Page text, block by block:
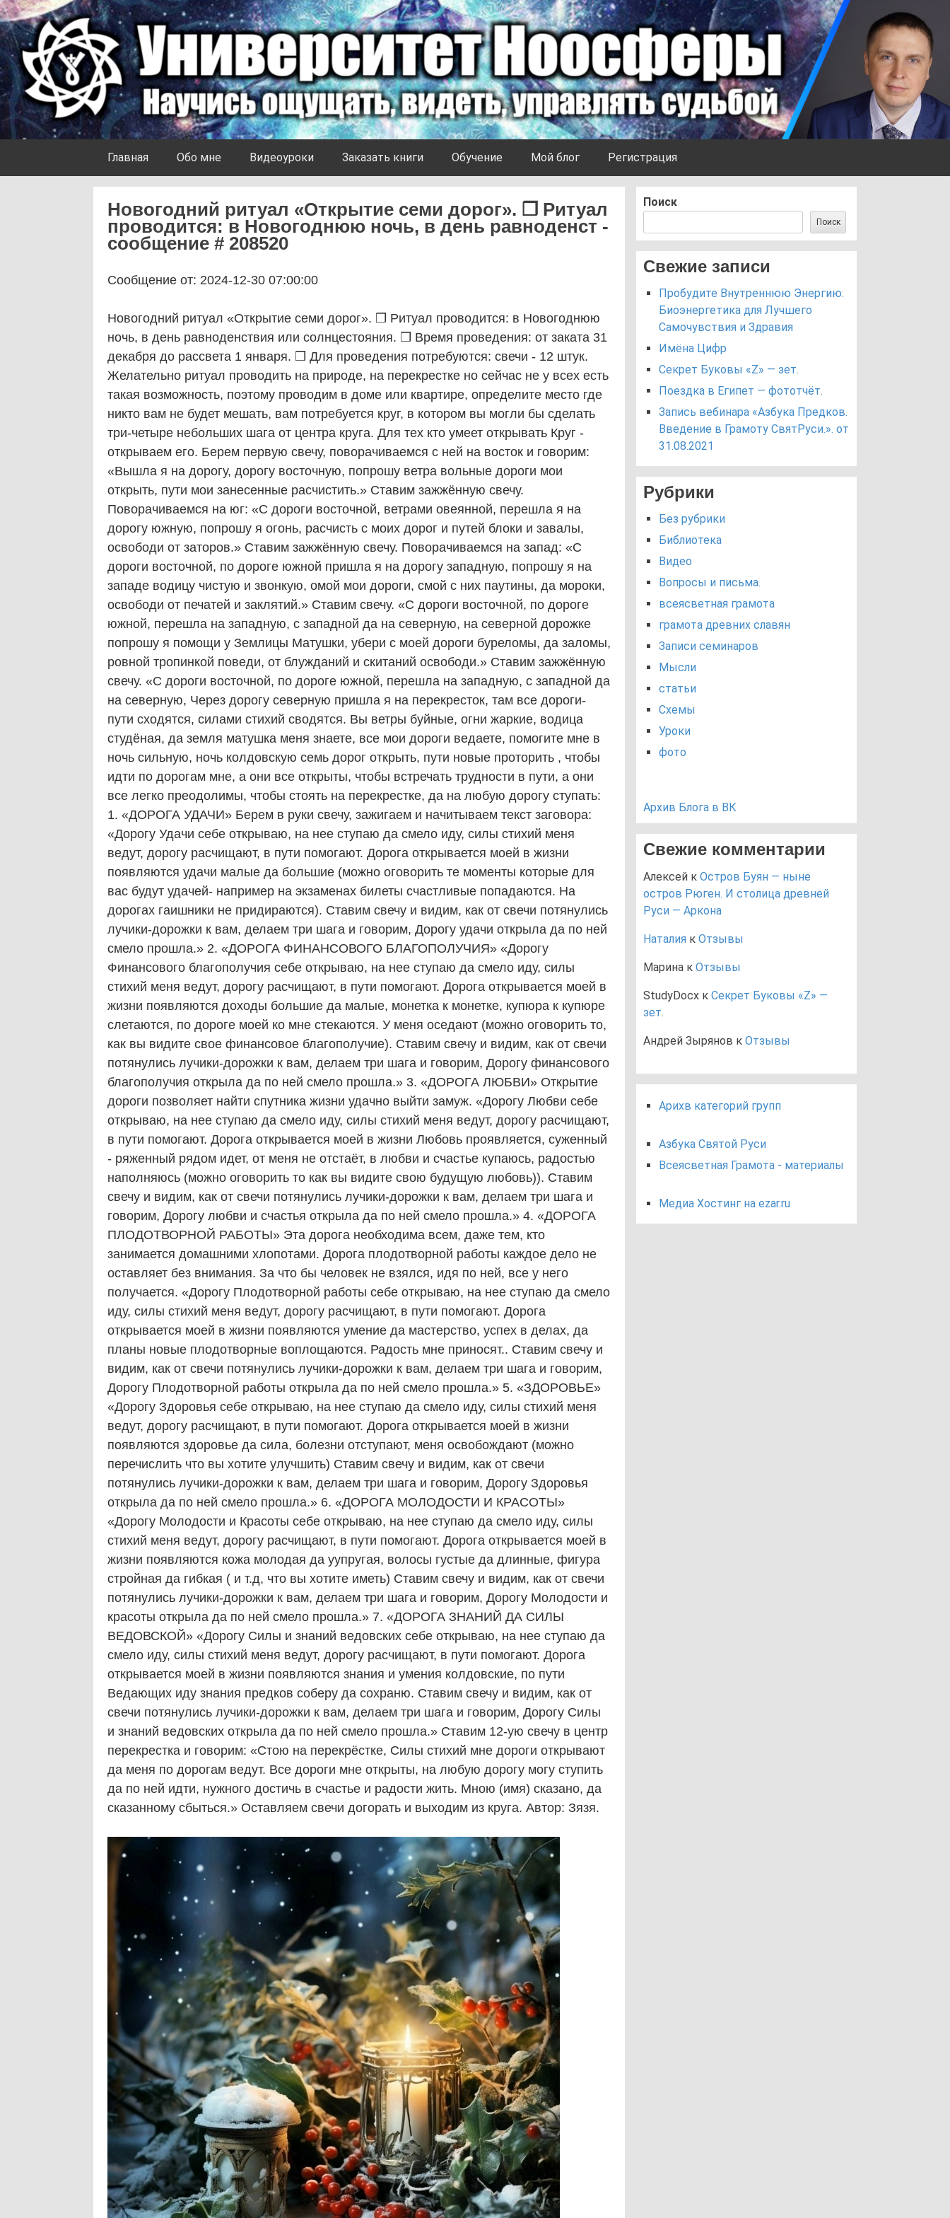
Университет Ноосферы
Главная Обо мне Видеоуроки Заказать книги Обучение Мой блог Регистрация
Новогодний ритуал «Открытие семи дорог». ❒ Ритуал
проводится: в Новогоднюю ночь, в день равноденст -
сообщение # 208520
Сообщение от: 2024-12-30 07:00:00
Новогодний ритуал «Открытие семи дорог». ❒ Ритуал проводится: в Новогоднюю
ночь, в день равноденствия или солнцестояния. ❒ Время проведения: от заката 31
декабря до рассвета 1 января. ❒ Для проведения потребуются: свечи - 12 штук.
Желательно ритуал проводить на природе, на перекрестке но сейчас не у всех есть
такая возможность, поэтому проводим в доме или квартире, определите место где
никто вам не будет мешать, вам потребуется круг, в котором вы могли бы сделать
три-четыре небольших шага от центра круга. Для тех кто умеет открывать Круг -
открываем его. Берем первую свечу, поворачиваемся с ней на восток и говорим:
«Вышла я на дорогу, дорогу восточную, попрошу ветра вольные дороги мои
открыть, пути мои занесенные расчистить.» Ставим зажжённую свечу.
Поворачиваемся на юг: «С дороги восточной, ветрами овеянной, перешла я на
дорогу южную, попрошу я огонь, расчисть с моих дорог и путей блоки и завалы,
освободи от заторов.» Ставим зажжённую свечу. Поворачиваемся на запад: «С
дороги восточной, по дороге южной пришла я на дорогу западную, попрошу я на
западе водицу чистую и звонкую, омой мои дороги, смой с них паутины, да мороки,
освободи от печатей и заклятий.» Ставим свечу. «С дороги восточной, по дороге
южной, перешла на западную, с западной да на северную, на северной дорожке
попрошу я помощи у Землицы Матушки, убери с моей дороги буреломы, да заломы,
ровной тропинкой поведи, от блужданий и скитаний освободи.» Ставим зажжённую
свечу. «С дороги восточной, по дороге южной, перешла на западную, с западной да
на северную, Через дорогу северную пришла я на перекресток, там все дороги-
пути сходятся, силами стихий сводятся. Вы ветры буйные, огни жаркие, водица
студёная, да земля матушка меня знаете, все мои дороги ведаете, помогите мне в
ночь сильную, ночь колдовскую семь дорог открыть, пути новые проторить , чтобы
идти по дорогам мне, а они все открыты, чтобы встречать трудности в пути, а они
все легко преодолимы, чтобы стоять на перекрестке, да на любую дорогу ступать:
1. «ДОРОГА УДАЧИ» Берем в руки свечу, зажигаем и начитываем текст заговора:
«Дорогу Удачи себе открываю, на нее ступаю да смело иду, силы стихий меня
ведут, дорогу расчищают, в пути помогают. Дорога открывается моей в жизни
появляются удачи малые да большие (можно оговорить те моменты которые для
вас будут удачей- например на экзаменах билеты счастливые попадаются. На
дорогах гаишники не придираются). Ставим свечу и видим, как от свечи потянулись
лучики-дорожки к вам, делаем три шага и говорим, Дорогу удачи открыла да по ней
смело прошла.» 2. «ДОРОГА ФИНАНСОВОГО БЛАГОПОЛУЧИЯ» «Дорогу
Финансового благополучия себе открываю, на нее ступаю да смело иду, силы
стихий меня ведут, дорогу расчищают, в пути помогают. Дорога открывается моей в
жизни появляются доходы большие да малые, монетка к монетке, купюра к купюре
слетаются, по дороге моей ко мне стекаются. У меня оседают (можно оговорить то,
как вы видите свое финансовое благополучие). Ставим свечу и видим, как от свечи
потянулись лучики-дорожки к вам, делаем три шага и говорим, Дорогу финансового
благополучия открыла да по ней смело прошла.» 3. «ДОРОГА ЛЮБВИ» Открытие
дороги позволяет найти спутника жизни удачно выйти замуж. «Дорогу Любви себе
открываю, на нее ступаю да смело иду, силы стихий меня ведут, дорогу расчищают,
в пути помогают. Дорога открывается моей в жизни Любовь проявляется, суженный
- ряженный рядом идет, от меня не отстаёт, в любви и счастье купаюсь, радостью
наполняюсь (можно оговорить то как вы видите свою будущую любовь)). Ставим
свечу и видим, как от свечи потянулись лучики-дорожки к вам, делаем три шага и
говорим, Дорогу любви и счастья открыла да по ней смело прошла.» 4. «ДОРОГА
ПЛОДОТВОРНОЙ РАБОТЫ» Эта дорога необходима всем, даже тем, кто
занимается домашними хлопотами. Дорога плодотворной работы каждое дело не
оставляет без внимания. За что бы человек не взялся, идя по ней, все у него
получается. «Дорогу Плодотворной работы себе открываю, на нее ступаю да смело
иду, силы стихий меня ведут, дорогу расчищают, в пути помогают. Дорога
открывается моей в жизни появляются умение да мастерство, успех в делах, да
планы новые плодотворные воплощаются. Радость мне приносят.. Ставим свечу и
видим, как от свечи потянулись лучики-дорожки к вам, делаем три шага и говорим,
Дорогу Плодотворной работы открыла да по ней смело прошла.» 5. «ЗДОРОВЬЕ»
«Дорогу Здоровья себе открываю, на нее ступаю да смело иду, силы стихий меня
ведут, дорогу расчищают, в пути помогают. Дорога открывается моей в жизни
появляются здоровье да сила, болезни отступают, меня освобождают (можно
перечислить что вы хотите улучшить) Ставим свечу и видим, как от свечи
потянулись лучики-дорожки к вам, делаем три шага и говорим, Дорогу Здоровья
открыла да по ней смело прошла.» 6. «ДОРОГА МОЛОДОСТИ И КРАСОТЫ»
«Дорогу Молодости и Красоты себе открываю, на нее ступаю да смело иду, силы
стихий меня ведут, дорогу расчищают, в пути помогают. Дорога открывается моей в
жизни появляются кожа молодая да уупругая, волосы густые да длинные, фигура
стройная да гибкая ( и т.д, что вы хотите иметь) Ставим свечу и видим, как от свечи
потянулись лучики-дорожки к вам, делаем три шага и говорим, Дорогу Молодости и
красоты открыла да по ней смело прошла.» 7. «ДОРОГА ЗНАНИЙ ДА СИЛЫ
ВЕДОВСКОЙ» «Дорогу Силы и знаний ведовских себе открываю, на нее ступаю да
смело иду, силы стихий меня ведут, дорогу расчищают, в пути помогают. Дорога
открывается моей в жизни появляются знания и умения колдовские, по пути
Ведающих иду знания предков соберу да сохраню. Ставим свечу и видим, как от
свечи потянулись лучики-дорожки к вам, делаем три шага и говорим, Дорогу Силы
и знаний ведовских открыла да по ней смело прошла.» Ставим 12-ую свечу в центр
перекрестка и говорим: «Стою на перекрёстке, Силы стихий мне дороги открывают
да меня по дорогам ведут. Все дороги мне открыты, на любую дорогу могу ступить
да по ней идти, нужного достичь в счастье и радости жить. Мною (имя) сказано, да
сказанному сбыться.» Оставляем свечи догорать и выходим из круга. Автор: Зязя.
Поиск
Поиск
Свежие записи
Пробудите Внутреннюю Энергию:
Биоэнергетика для Лучшего
Самочувствия и Здравия
Имёна Цифр
Секрет Буковы «Z» — зет.
Поездка в Египет — фототчёт.
Запись вебинара «Азбука Предков.
Введение в Грамоту СвятРуси.». от
31.08.2021
Рубрики
Без рубрики
Библиотека
Видео
Вопросы и письма.
всеясветная грамота
грамота древних славян
Записи семинаров
Мысли
статьи
Схемы
Уроки
фото
Архив Блога в ВК
Свежие комментарии
Алексей к Остров Буян — ныне
остров Рюген. И столица древней
Руси — Аркона
Наталия к Отзывы
Марина к Отзывы
StudyDocx к Секрет Буковы «Z» —
зет.
Андрей Зырянов к Отзывы
Арихв категорий групп
Азбука Святой Руси
Всеясветная Грамота - материалы
Медиа Хостинг на ezar.ru